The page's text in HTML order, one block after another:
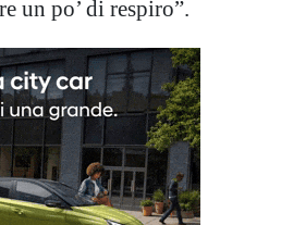
un po’ di respiro”.